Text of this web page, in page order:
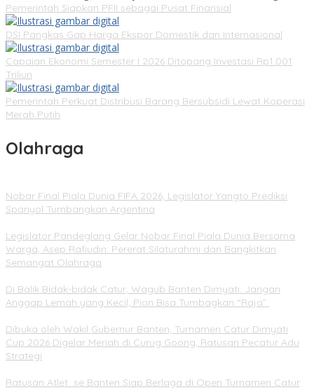
Pemerintah Siapkan PFII sebagai Pusat Finansial
DSI Pangkas Gap Harga Ekspor Domestik dan Internasional
Capaian Ekonomi Semester I 2026 Ditopang Investasi Rp1.001
Triliun
Pemerintah Perkuat Distribusi Barang Bersubsidi Lewat Koperasi
Merah Putih
Olahraga
Nobar Final Piala Dunia FIFA 2026, Legislator Yangto Prediksi
Spanyol Tumbangkan Argentina
Legislator Pandeglang Gelar Nobar Final Piala Dunia Bersama
Warga, Asep Rafiudin: Pererat Silaturahmi dan Bangkitkan
Semangat Olahraga
Di Balik Bidak-bidak Catur, Wagub Banten Dimyati: Jangan
Anggap Lemah yang Kecil, Pion Bisa Tumbagkan “Raja”
Dibuka oleh Wakil Gubernur Banten, Turnamen Catur Dimyati
Cup 2026 Digelar Meriah di Curug Goong, Ratusan Pecatur Adu
Strategi
Ratusan Atlet se Banten Siap Berlaga di Open Turnamen Catur